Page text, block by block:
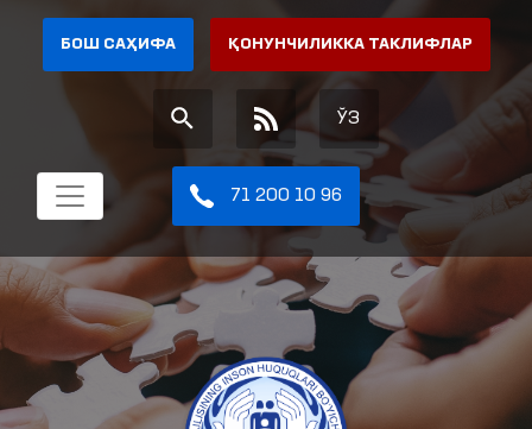
БОШ САҲИФА ҚОНУНЧИЛИККА ТАКЛИФЛАР
ЎЗ
71 200 10 96